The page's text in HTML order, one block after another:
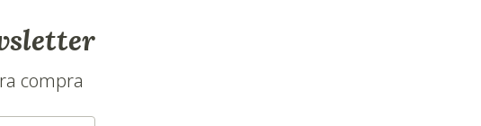
compra